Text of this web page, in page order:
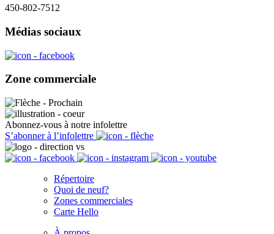
450-802-7512
Médias sociaux
Zone commerciale
Abonnez-vous à notre infolettre
S’abonner à l’infolettre
Répertoire
Quoi de neuf?
Zones commerciales
Carte Hello